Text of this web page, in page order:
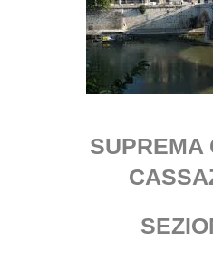
SUPREMA